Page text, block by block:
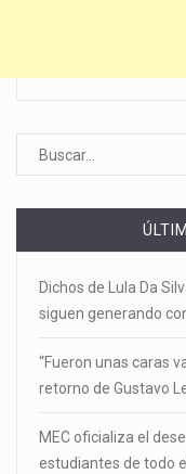
Dichos de Lula Da
siguen generando
“Fueron unas caras
retorno de Gustavo
MEC oficializa el
estudiantes de todo